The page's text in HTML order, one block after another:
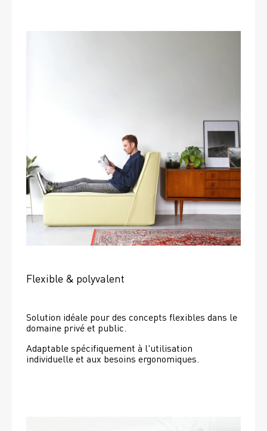
Flexible & polyvalent
Solution idéale pour des concepts flexibles dans le
domaine privé et public.
Adaptable spécifiquement à l'utilisation
individuelle et aux besoins ergonomiques.